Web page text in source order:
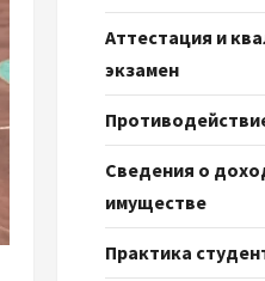
Аттестация и
экзамен
Сведения о
имуществе
Практика